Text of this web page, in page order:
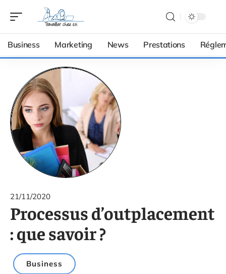
Business Marketing News Prestations
21/11/2020
Processus d’outplacement
: que savoir ?
Business